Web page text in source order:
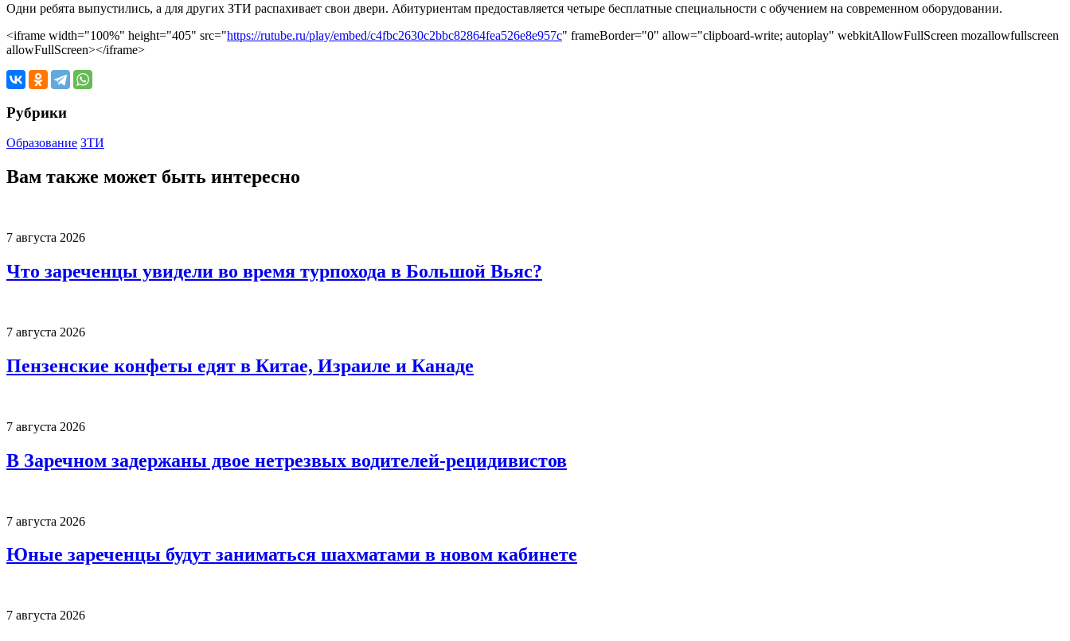
Одни ребята выпустились, а для других ЗТИ распахивает свои двери. Абитуриентам предоставляется четыре бесплатные специальности с обучением на современном оборудовании.
<iframe width="100%" height="405" src="https://rutube.ru/play/embed/c4fbc2630c2bbc82864fea526e8e957c" frameBorder="0" allow="clipboard-write; autoplay" webkitAllowFullScreen mozallowfullscreen
allowFullScreen></iframe>
Рубрики
Образование ЗТИ
Вам также может быть интересно
7 августа 2026
Что зареченцы увидели во время турпохода в Большой Вьяс?
7 августа 2026
Пензенские конфеты едят в Китае, Израиле и Канаде
7 августа 2026
В Заречном задержаны двое нетрезвых водителей-рецидивистов
7 августа 2026
Юные зареченцы будут заниматься шахматами в новом кабинете
7 августа 2026